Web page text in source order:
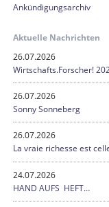
Ankündigungsarchiv
Aktuelle Nachrichten
26.07.2026
Wirtschafts.Forscher!
26.07.2026
Sonny Sonneberg
26.07.2026
La vraie richesse est
24.07.2026
HAND AUFS HEFT…